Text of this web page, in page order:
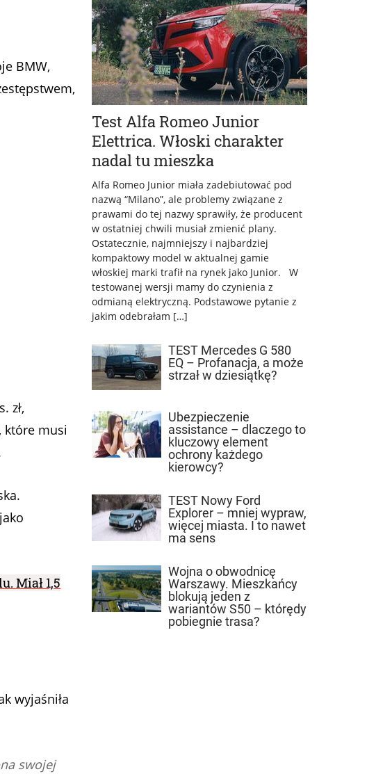
BMW,
zł,
które musi
Miał 1,5
wyjaśniła
swojej
Test Alfa Romeo Junior
Elettrica. Włoski charakter
nadal tu mieszka
Alfa Romeo Junior miała zadebiutować pod
nazwą “Milano”, ale problemy związane z
prawami do tej nazwy sprawiły, że producent
w ostatniej chwili musiał zmienić plany.
Ostatecznie, najmniejszy i najbardziej
kompaktowy model w aktualnej gamie
włoskiej marki trafił na rynek jako Junior. W
testowanej wersji mamy do czynienia z
odmianą elektryczną. Podstawowe pytanie z
jakim odebrałam […]
TEST Mercedes G 580
EQ – Profanacja, a może
strzał w dziesiątkę?
Ubezpieczenie
assistance – dlaczego to
kluczowy element
ochrony każdego
kierowcy?
TEST Nowy Ford
Explorer – mniej wypraw,
więcej miasta. I to nawet
ma sens
Wojna o obwodnicę
Warszawy. Mieszkańcy
blokują jeden z
wariantów S50 – którędy
pobiegnie trasa?